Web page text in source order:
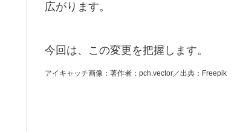
広がります。
今回は、この変更を把握します。
アイキャッチ画像：著作者：pch.vector／出典：Freepik